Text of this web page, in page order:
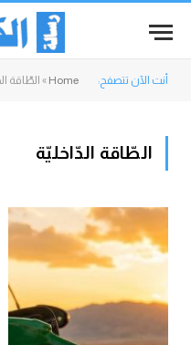
أنت الآن تتصفح: Home
» الطّاقة
الطّاقة الدّاخليّة